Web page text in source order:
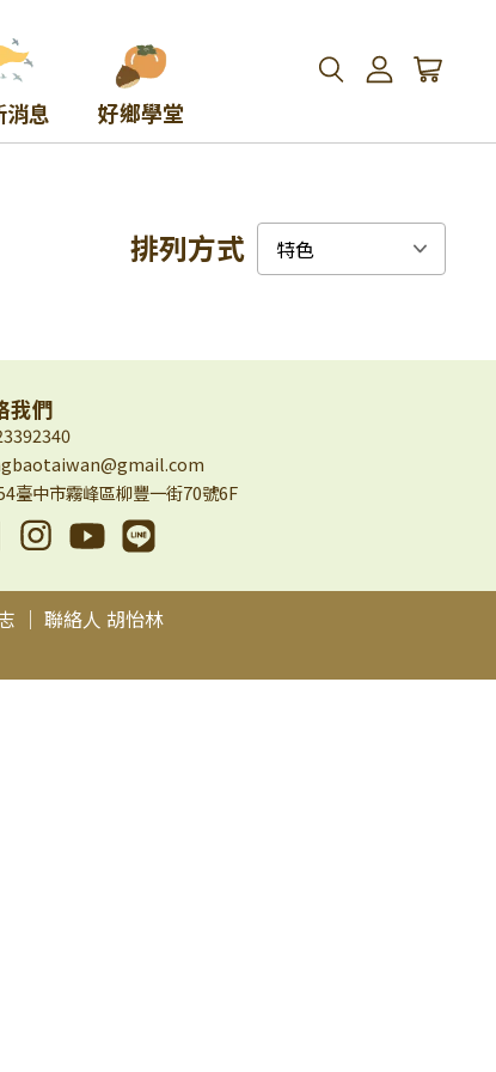
消息 好鄉學堂
排列方式
我們
臺中市霧峰區柳豐一街70號6F
FacebookInstagramYouTube
｜ 聯絡人 胡怡林